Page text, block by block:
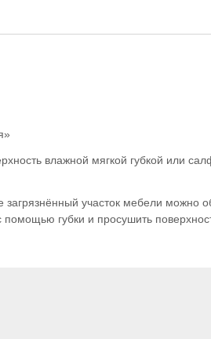
влажной мягкой губкой или
участок мебели можно
губки и просушить